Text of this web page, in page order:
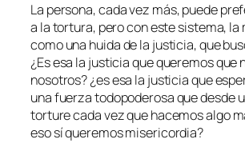
La persona, cada vez más, puede
a la tortura, pero con este sistema, la
como una huida de la justicia, que
¿Es esa la justicia que queremos que
nosotros? ¿es esa la justicia que
una fuerza todopoderosa que desde
torture cada vez que hacemos algo
eso sí queremos misericordia?